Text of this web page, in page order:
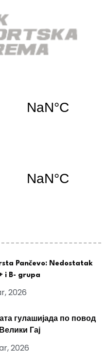
Pančevo: Nedostatak
i B- grupa
2026
гулашијада по повод
Гај
2026